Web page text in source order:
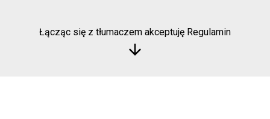
Łącząc się z tłumaczem akceptuję Regulamin
arrow_downward